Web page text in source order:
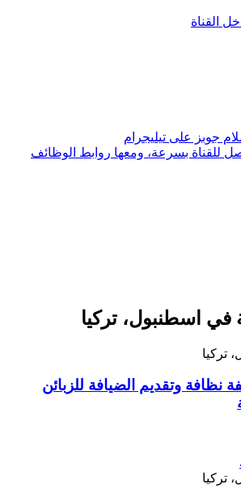
القناة
جوبز على تيليجرام
للقناة بسرعة، ومعها روابط الوظائف
اسطنبول، تركيا
تركيا
وتقديم الضيافة للزبائن
تركيا